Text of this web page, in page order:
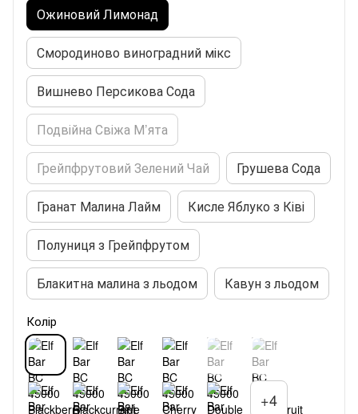
Ожиновий Лимонад
Смородиново виноградний мікс
Вишнево Персикова Сода
Подвійна Свіжа М’ята
Грейпфрутовий Зелений Чай Грушева Сода
Гранат Малина Лайм Кисле Яблуко з Ківі
Полуниця з Грейпфрутом
Блакитна малина з льодом Кавун з льодом
Колір
+4